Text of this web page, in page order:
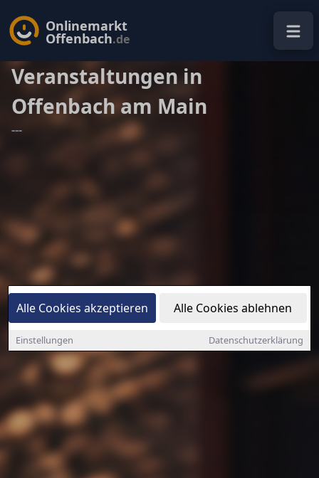
Alle Cookies akzeptieren Alle Cookies ablehnen
Einstellungen Datenschutzerklärung
Onlinemarkt
Offenbach.de
Veranstaltungen in
Offenbach am Main
---